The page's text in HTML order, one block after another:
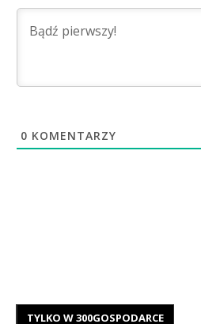
0 KOMENTARZY
TYLKO W 300GOSPODARCE